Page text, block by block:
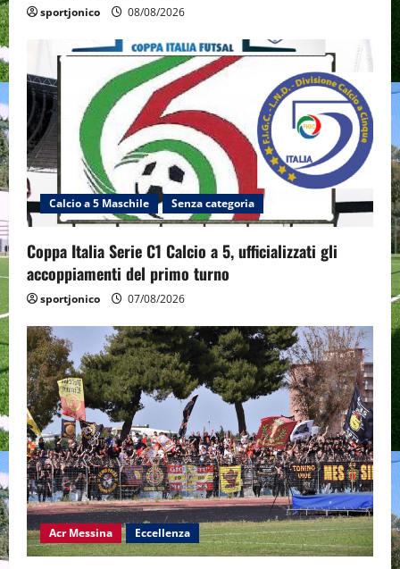
sportjonico 08/08/2026
Calcio a 5 Maschile Senza categoria
Coppa Italia Serie C1 Calcio a 5, ufficializzati gli
accoppiamenti del primo turno
sportjonico 07/08/2026
Acr Messina Eccellenza